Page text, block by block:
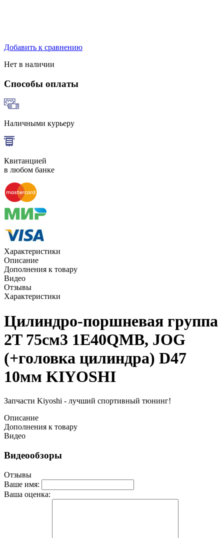
Добавить к сравнению
Нет в наличии
Способы оплаты
Наличными курьеру
Квитанцией
в любом банке
Характеристики
Описание
Дополнения к товару
Видео
Отзывы
Характеристики
Цилиндро-поршневая группа
2T 75см3 1E40QMB, JOG
(+головка цилиндра) D47
10мм KIYOSHI
Запчасти Kiyoshi - лучший спортивный тюнинг!
Описание
Дополнения к товару
Видео
Видеообзоры
Отзывы
Ваше имя:
Ваша оценка: